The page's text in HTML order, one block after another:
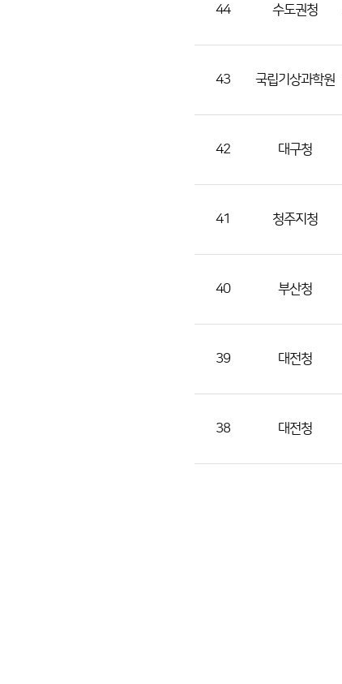
지
목,
의
를
44 수도권청
43 국립기상과학원
42 대구청
41 청주지청
40 부산청
39 대전청
38 대전청